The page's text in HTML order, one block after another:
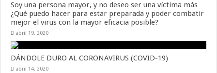
Soy una persona mayor, y no deseo ser una víctima más
¿Qué puedo hacer para estar preparada y poder combatir
mejor el virus con la mayor eficacia posible?
abril 19, 2020
DÁNDOLE DURO AL CORONAVIRUS (COVID-19)
abril 14, 2020